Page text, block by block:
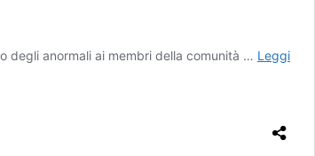
degli anormali ai membri della comunità … Leggi